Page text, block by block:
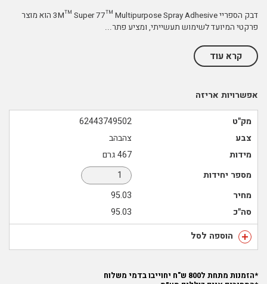
דבק הספריי 3M™ Super 77™ Multipurpose Spray Adhesive הוא מוצר
פרקטי המיועד לשימוש תעשייתי, ומציע פתר...
קרא עוד
אפשרויות אריזה
מק"ט
62443749502
צבע
צהבהב
מידות
467 גרם
מספר יחידות
מחיר
95.03
סה"כ
95.03
הוספה לסל
*הזמנות מתחת ל800 ש"ח יחוייבו בדמי משלוח